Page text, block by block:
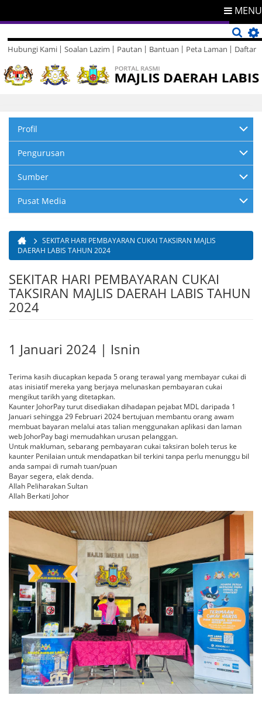
MENU
Hubungi Kami
Direktori
Maklum Balas
Soalan Lazim Pautan Bantuan Peta Laman Daftar
Profil
Pengurusan
Sumber
Pusat Media
Anda di sini
SEKITAR HARI PEMBAYARAN CUKAI TAKSIRAN MAJLIS
DAERAH LABIS TAHUN 2024
SEKITAR HARI PEMBAYARAN CUKAI
TAKSIRAN MAJLIS DAERAH LABIS TAHUN
2024
1 Januari 2024 | Isnin
Terima kasih diucapkan kepada 5 orang terawal yang membayar cukai di
atas inisiatif mereka yang berjaya melunaskan pembayaran cukai
mengikut tarikh yang ditetapkan.
Kaunter JohorPay turut disediakan dihadapan pejabat MDL daripada 1
Januari sehingga 29 Februari 2024 bertujuan membantu orang awam
membuat bayaran melalui atas talian menggunakan aplikasi dan laman
web JohorPay bagi memudahkan urusan pelanggan.
Untuk makluman, sebarang pembayaran cukai taksiran boleh terus ke
kaunter Penilaian untuk mendapatkan bil terkini tanpa perlu menunggu bil
anda sampai di rumah tuan/puan
Bayar segera, elak denda.
Allah Peliharakan Sultan
Allah Berkati Johor